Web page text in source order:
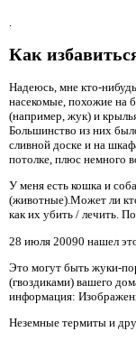
Как
Надеюсь, мне кто-
насекомые, похожие на
(например, жук) и
Большинство из них
сливной доске и на
потолке, плюс немного
У меня есть кошка и
(животные).Может ли
как их убить / лечить.
28 июля 20090 нашел
Это могут быть жуки-
(гвоздиками) вашего
информация:
Неземные термиты и